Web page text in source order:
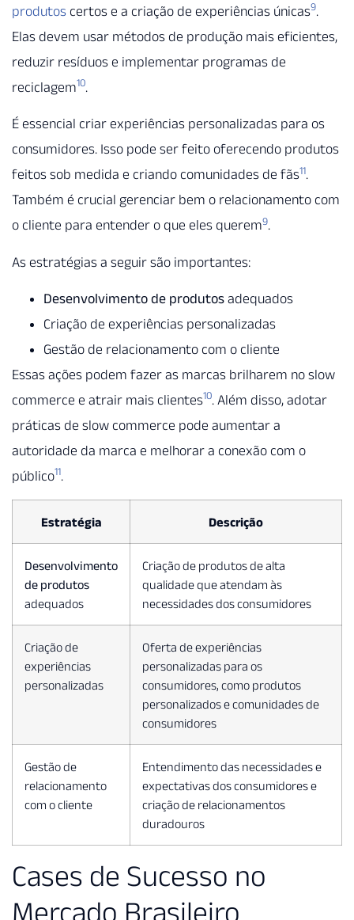
produtos certos e a criação de experiências únicas9.
Elas devem usar métodos de produção mais eficientes,
reduzir resíduos e implementar programas de
reciclagem10.
É essencial criar experiências personalizadas para os
consumidores. Isso pode ser feito oferecendo produtos
feitos sob medida e criando comunidades de fãs11.
Também é crucial gerenciar bem o relacionamento com
o cliente para entender o que eles querem9.
As estratégias a seguir são importantes:
Desenvolvimento de produtos adequados
Criação de experiências personalizadas
Gestão de relacionamento com o cliente
Essas ações podem fazer as marcas brilharem no slow
commerce e atrair mais clientes10. Além disso, adotar
práticas de slow commerce pode aumentar a
autoridade da marca e melhorar a conexão com o
público11.
Estratégia Descrição
Desenvolvimento
de produtos
adequados
Criação de produtos de alta
qualidade que atendam às
necessidades dos consumidores
Criação de
experiências
personalizadas
Oferta de experiências
personalizadas para os
consumidores, como produtos
personalizados e comunidades de
consumidores
Gestão de
relacionamento
com o cliente
Entendimento das necessidades e
expectativas dos consumidores e
criação de relacionamentos
duradouros
Cases de Sucesso no
Mercado Brasileiro